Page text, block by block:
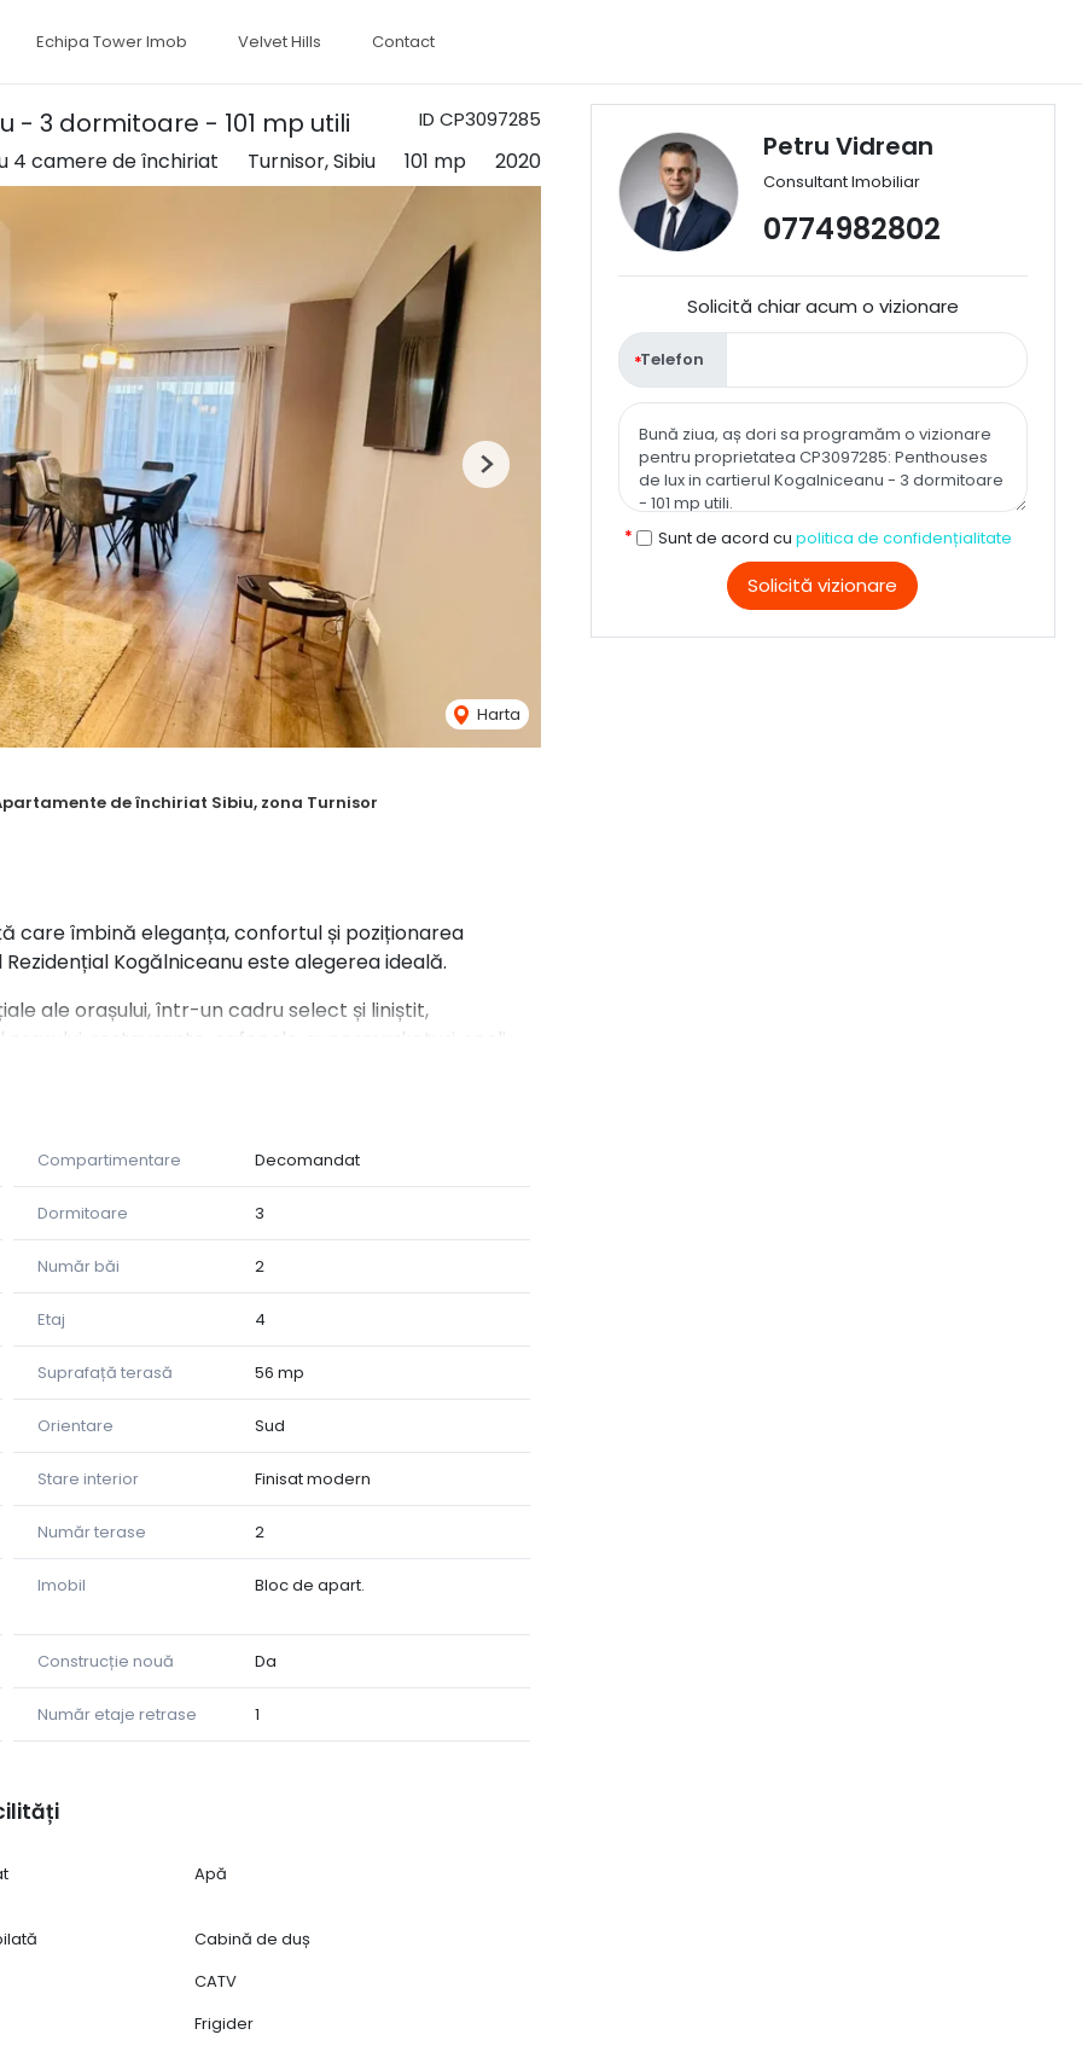
Echipa Tower Imob Velvet Hills Contact
ID CP3097285
- 3 dormitoare - 101 mp utili
4 camere de închiriat Turnisor, Sibiu 101 mp 2020
Harta
Next
de închiriat Sibiu, zona Turnisor
care îmbină eleganța, confortul și poziționarea
Kogălniceanu este alegerea ideală.
ale orașului, într-un cadru select și liniștit,
restaurante, cafenele, supermarketuri, școli,
pentru relaxare, socializare sau momente de
mobilier modern și electrocasnice de înaltă
redefinește confortul urban premium.
Compartimentare Decomandat
Dormitoare 3
Număr băi 2
Etaj 4
Suprafață terasă 56 mp
Orientare Sud
Stare interior Finisat modern
Număr terase 2
Imobil Bloc de apart.
Construcție nouă Da
Număr etaje retrase 1
Apă
Cabină de duș
CATV
Frigider
Petru Vidrean
Consultant Imobiliar
0774982802
Solicită chiar acum o vizionare
Telefon
Sunt de acord cu politica de confidențialitate
Solicită vizionare